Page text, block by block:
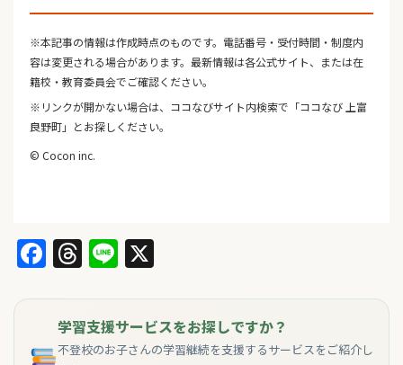
※本記事の情報は作成時点のものです。電話番号・受付時間・制度内
容は変更される場合があります。最新情報は各公式サイト、または在
籍校・教育委員会でご確認ください。
※リンクが開かない場合は、ココなびサイト内検索で「ココなび 上富
良野町」とお探しください。
© Cocon inc.
Facebook
Threads
Line
学習支援サービスをお探しですか？
不登校のお子さんの学習継続を支援するサービスをご紹介し